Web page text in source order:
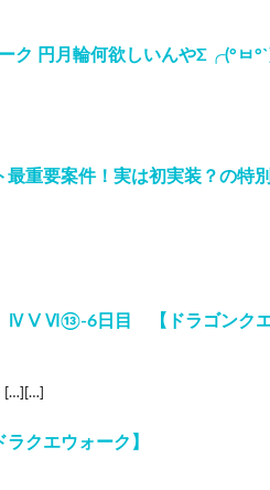
ク 円月輪何欲しいんやΣ╭(°ㅂ
最重要案件！実は初実装？の特
。ⅣⅤⅥ⑬-6日目 【ドラゴンク
[…][…]
クエウォーク】